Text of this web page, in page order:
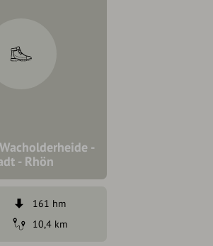
-
- Rhön
161 hm
10,4 km